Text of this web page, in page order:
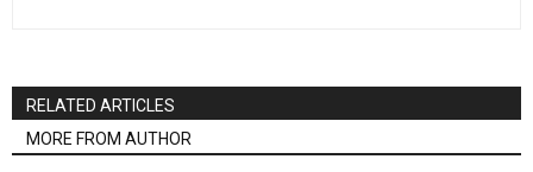
RELATED ARTICLES
MORE FROM AUTHOR